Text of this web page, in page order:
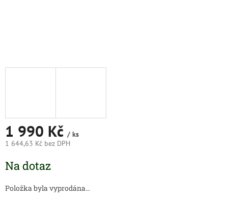
1 990 Kč / ks
1 644,63 Kč bez DPH
cena:
Na dotaz
Položka byla vyprodána…